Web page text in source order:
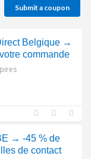
Submit a coupon
Belgique →
commande
→ -45 % de
de contact